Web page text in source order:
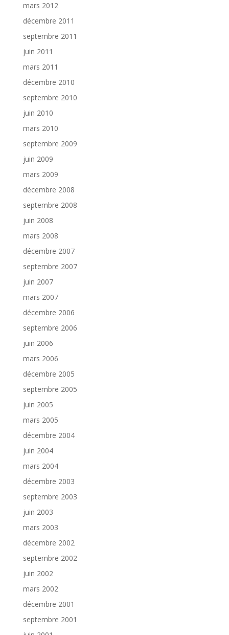
mars 2012
décembre 2011
septembre 2011
juin 2011
mars 2011
décembre 2010
septembre 2010
juin 2010
mars 2010
septembre 2009
juin 2009
mars 2009
décembre 2008
septembre 2008
juin 2008
mars 2008
décembre 2007
septembre 2007
juin 2007
mars 2007
décembre 2006
septembre 2006
juin 2006
mars 2006
décembre 2005
septembre 2005
juin 2005
mars 2005
décembre 2004
juin 2004
mars 2004
décembre 2003
septembre 2003
juin 2003
mars 2003
décembre 2002
septembre 2002
juin 2002
mars 2002
décembre 2001
septembre 2001